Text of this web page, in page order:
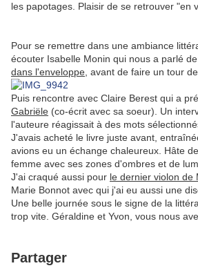
les papotages. Plaisir de se retrouver "en
Pour se remettre dans une ambiance
écouter Isabelle Monin qui nous a parlé
dans l'enveloppe , avant de faire un tour
Puis rencontre avec Claire Berest qui a
Gabriële (co-écrit avec sa soeur). Un
l'auteure réagissait à des mots
J'avais acheté le livre juste avant,
avions eu un échange chaleureux. Hâte
femme avec ses zones d'ombres et de
J'ai craqué aussi pour le dernier violon de
Marie Bonnot avec qui j'ai eu aussi une
Une belle journée sous le signe de la
trop vite. Géraldine et Yvon, vous nous
Partager